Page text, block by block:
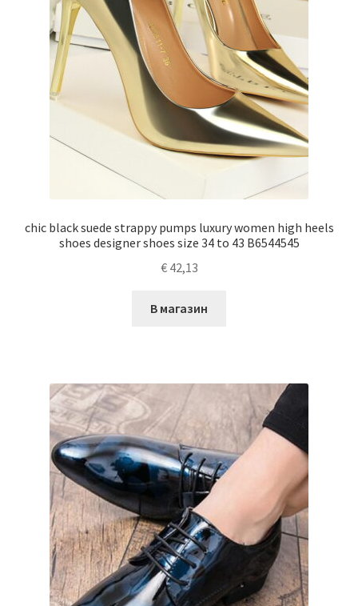
chic black suede strappy pumps luxury women high heels
shoes designer shoes size 34 to 43 B6544545
€42,13
В магазин